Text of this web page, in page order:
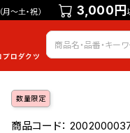
（月～土・祝） 3,000円
数量限定
商品コード：